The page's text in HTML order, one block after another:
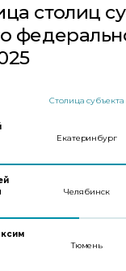
столиц
Столица субъекта
Екатеринбург
Челябинск
Тюмень